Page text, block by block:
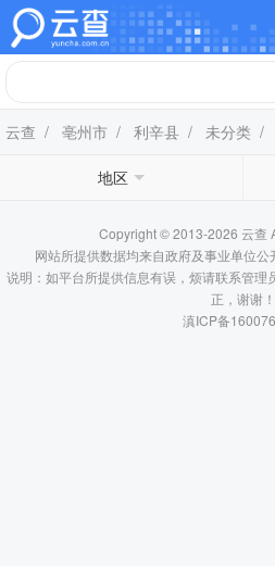
云查 / 亳州市 / 利辛县 / 未分类 /
地区
Copyright © 2013-2026 云查
网站所提供数据均来自政府及事业单位公
说明：如平台所提供信息有误，烦请联系管
正，谢谢！
滇ICP备